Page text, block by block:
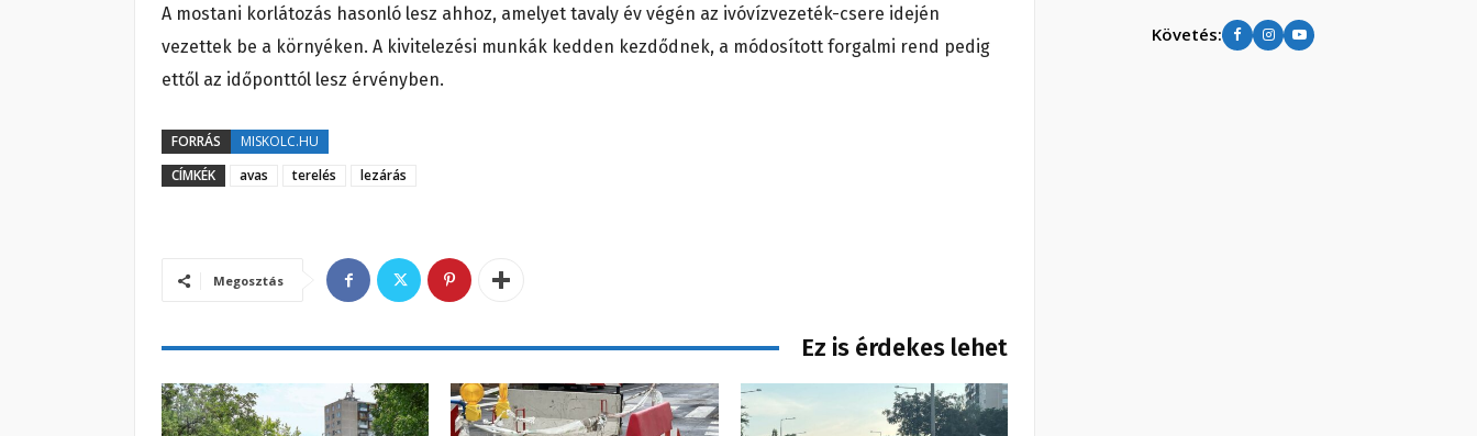
A mostani korlátozás hasonló lesz ahhoz, amelyet tavaly év végén az ivóvízvezeték-csere idején
vezettek be a környéken. A kivitelezési munkák kedden kezdődnek, a módosított forgalmi rend pedig
ettől az időponttól lesz érvényben.
FORRÁS
MISKOLC.HU
CÍMKÉK
avas terelés lezárás
Megosztás
Ez is érdekes lehet
Követés: